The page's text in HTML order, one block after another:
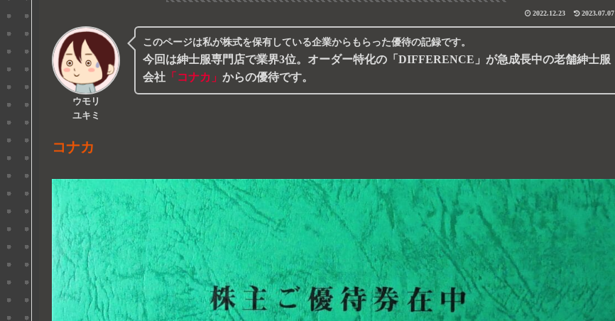
2022.12.23 2023.07.07
ウモリ
ユキミ
このページは私が株式を保有している企業からもらった優待の記録です。
今回は紳士服専門店で業界3位。 オーダー特化の 「DIFFERENCE」 が急成長中の老舗紳士服
会社 「コナカ」からの優待です。
コナカ